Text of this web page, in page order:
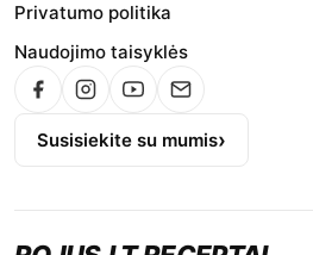
Privatumo politika
Naudojimo taisyklės
Susisiekite su mumis